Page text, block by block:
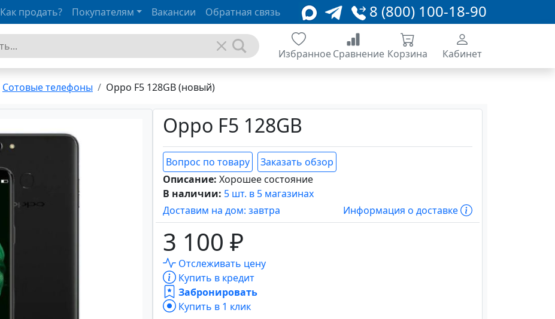
8 (800) 100-18-90
Как продать? Покупателям Вакансии Обратная связь
ИзбранноеСравнение Корзина Кабинет
Сотовые телефоны Oppo F5 128GB (новый)
Oppo F5 128GB
Вопрос по товару
Заказать обзор
Описание: Хорошее состояние
В наличии: 5 шт. в 5 магазинах
Доставим на дом: завтра
Информация о доставке
3 100 ₽
Отслеживать цену
Купить в кредит
Забронировать
Купить в 1 клик